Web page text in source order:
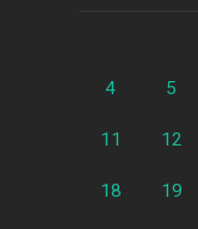
4 5
11 12
18 19